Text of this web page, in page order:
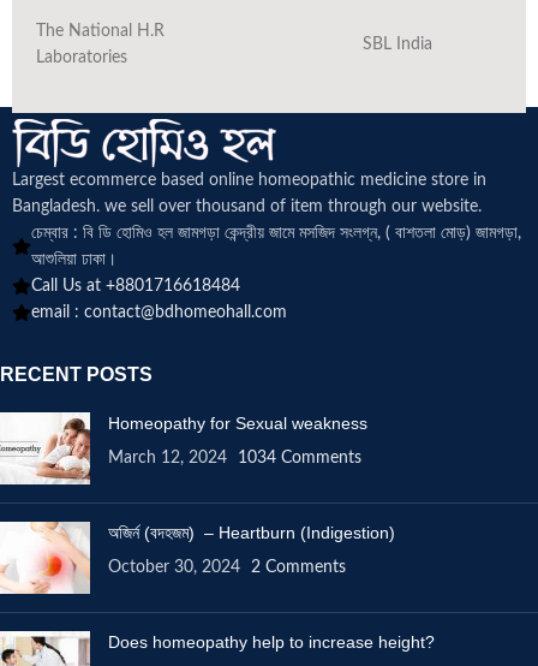
The National H.R
Laboratories
SBL India
Largest ecommerce based online homeopathic medicine store in
Bangladesh. we sell over thousand of item through our website.
চেম্বার : বি ডি হোমিও হল জামগড়া কেন্দ্রীয় জামে মসজিদ সংলগ্ন, ( বাশতলা মোড়) জামগড়া,
আশুলিয়া ঢাকা।
Call Us at +8801716618484
email : contact@bdhomeohall.com
RECENT POSTS
Homeopathy for Sexual weakness
March 12, 2024 1034 Comments
অজির্ন (বদহজম) – Heartburn (Indigestion)
October 30, 2024 2 Comments
Does homeopathy help to increase height?